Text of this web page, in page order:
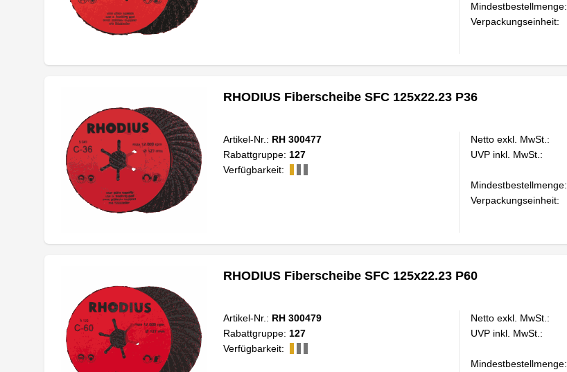
Mindestbestellmenge:
Verpackungseinheit:
RHODIUS Fiberscheibe SFC 125x22.23 P36
Artikel-Nr.: RH 300477
Rabattgruppe: 127
Verfügbarkeit:
Netto exkl. MwSt.:
UVP inkl. MwSt.:
Mindestbestellmenge:
Verpackungseinheit:
RHODIUS Fiberscheibe SFC 125x22.23 P60
Artikel-Nr.: RH 300479
Rabattgruppe: 127
Verfügbarkeit:
Netto exkl. MwSt.:
UVP inkl. MwSt.:
Mindestbestellmenge: